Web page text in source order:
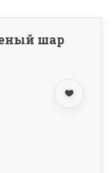
шар